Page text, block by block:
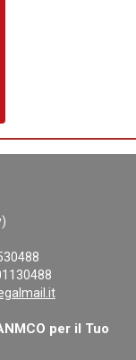
per il Tuo